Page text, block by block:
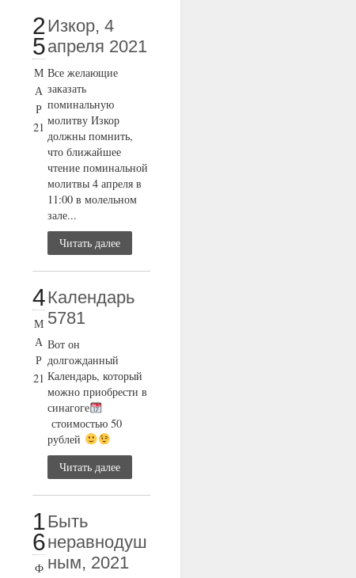
2
5
М
А
Р
21
Изкор, 4
апреля 2021
Все желающие
заказать
поминальную
молитву Изкор
должны помнить,
что ближайшее
чтение поминальной
молитвы 4 апреля в
11:00 в молельном
зале...
Читать далее
4
М
А
Р
21
Календарь
5781
Вот он
долгожданный
Календарь, который
можно приобрести в
синагоге
стоимостью 50
рублей
Читать далее
1
6
Ф
Быть
неравнодуш
ным, 2021